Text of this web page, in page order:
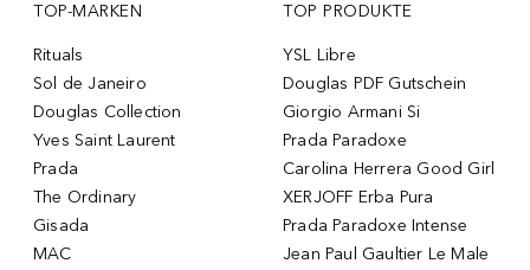
TOP-MARKEN
Rituals
Sol de Janeiro
Douglas Collection
Yves Saint Laurent
Prada
The Ordinary
Gisada
MAC
TOP PRODUKTE
YSL Libre
Douglas PDF Gutschein
Giorgio Armani Si
Prada Paradoxe
Carolina Herrera Good Girl
XERJOFF Erba Pura
Prada Paradoxe Intense
Jean Paul Gaultier Le Male